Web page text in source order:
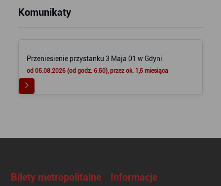
Komunikaty
Przeniesienie przystanku 3 Maja 01 w Gdyni
od 05.08.2026 (od godz. 6:50), przez ok. 1,5 miesiąca
Bilety metropolitalne Informacje